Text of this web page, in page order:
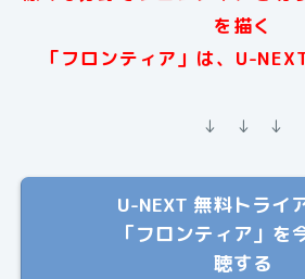
を描く
「フロンティア」は、U-
↓ ↓ ↓
U-NEXT 無料トライ
「フロンティア」を
聴する